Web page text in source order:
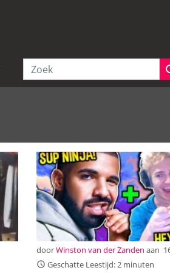
doorWinston van der Zanden aan
Geschatte Leestijd: 2 minuten